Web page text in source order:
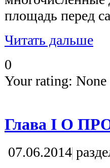
площадь перед
Читать дальше
0
Your rating: None
Глава I О
07.06.2014